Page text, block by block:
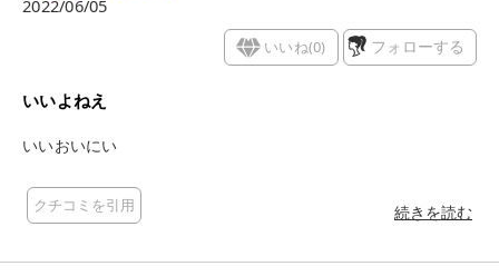
2022/06/05
いいね(0) フォローする
いいよねえ
いいおいにい
クチコミを引用 続きを読む